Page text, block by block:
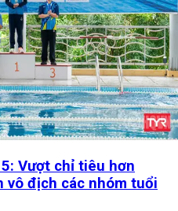
Vượt chỉ tiêu hơn
vô địch các nhóm tuổi